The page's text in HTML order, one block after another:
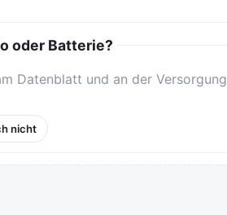
oder Batterie?
Datenblatt und an der Versorgung
nicht